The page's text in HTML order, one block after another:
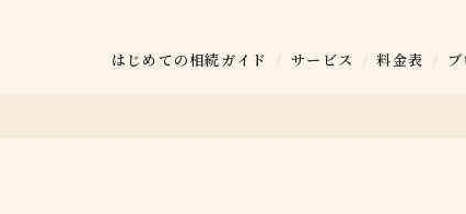
はじめての相続ガイド サービス 料金表